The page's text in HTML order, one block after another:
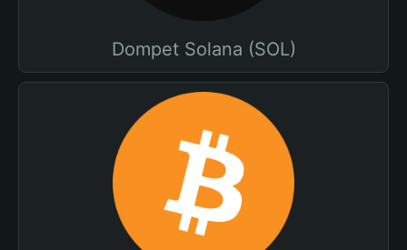
Dompet Solana (SOL)